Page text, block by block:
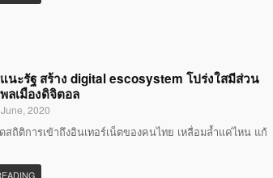
นะรัฐ สร้าง digital escosystem โปร่งใสมีส่วน
ลเมืองดิจิตอล
2020
สถิติการเข้าถึงอินเทอร์เน็ตของคนไทย เหลื่อมล้ำแค่ไหน แก้